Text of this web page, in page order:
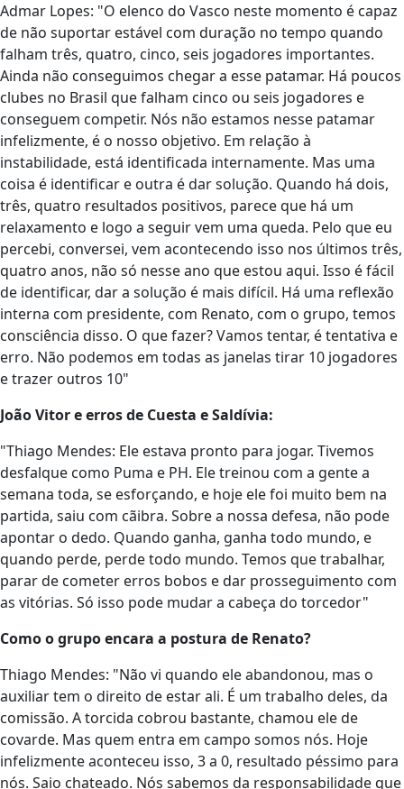
Admar Lopes: "O elenco do Vasco neste momento é capaz
de não suportar estável com duração no tempo quando
falham três, quatro, cinco, seis jogadores importantes.
Ainda não conseguimos chegar a esse patamar. Há poucos
clubes no Brasil que falham cinco ou seis jogadores e
conseguem competir. Nós não estamos nesse patamar
infelizmente, é o nosso objetivo. Em relação à
instabilidade, está identificada internamente. Mas uma
coisa é identificar e outra é dar solução. Quando há dois,
três, quatro resultados positivos, parece que há um
relaxamento e logo a seguir vem uma queda. Pelo que eu
percebi, conversei, vem acontecendo isso nos últimos três,
quatro anos, não só nesse ano que estou aqui. Isso é fácil
de identificar, dar a solução é mais difícil. Há uma reflexão
interna com presidente, com Renato, com o grupo, temos
consciência disso. O que fazer? Vamos tentar, é tentativa e
erro. Não podemos em todas as janelas tirar 10 jogadores
e trazer outros 10"
João Vitor e erros de Cuesta e Saldívia:
"Thiago Mendes: Ele estava pronto para jogar. Tivemos
desfalque como Puma e PH. Ele treinou com a gente a
semana toda, se esforçando, e hoje ele foi muito bem na
partida, saiu com cãibra. Sobre a nossa defesa, não pode
apontar o dedo. Quando ganha, ganha todo mundo, e
quando perde, perde todo mundo. Temos que trabalhar,
parar de cometer erros bobos e dar prosseguimento com
as vitórias. Só isso pode mudar a cabeça do torcedor"
Como o grupo encara a postura de Renato?
Thiago Mendes: "Não vi quando ele abandonou, mas o
auxiliar tem o direito de estar ali. É um trabalho deles, da
comissão. A torcida cobrou bastante, chamou ele de
covarde. Mas quem entra em campo somos nós. Hoje
infelizmente aconteceu isso, 3 a 0, resultado péssimo para
nós. Saio chateado. Nós sabemos da responsabilidade que